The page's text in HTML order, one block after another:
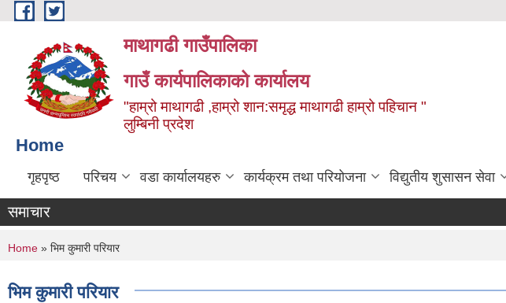
Skip to main content
माथागढी गाउँपालिका
गाउँ कार्यपालिकाको कार्यालय
"हाम्रो माथागढी ,हाम्रो शान:समृद्ध माथागढी हाम्रो पहिचान "
लुम्बिनी प्रदेश
Home
गृहपृष्ठ परिचय वडा कार्यालयहरु कार्यक्रम तथा परियोजना विद्युतीय शुसासन सेवा
समाचार
You are here
Home » भिम कुमारी परियार
भिम कुमारी परियार